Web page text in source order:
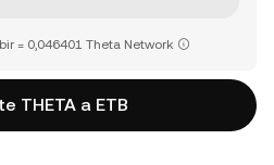
= 0,046401 Theta Network
THETA a ETB